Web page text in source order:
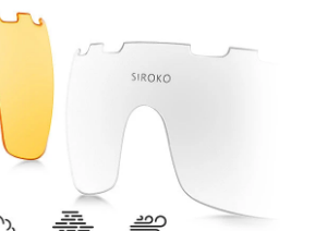
Corrida.
K3 PhotoChromic mudam
outra em apenas alguns segundos
podem variar levemente
do tipo de lente fotocromatica
contam com uma
e máxima proteção total
um grau maior de proteção
intensos e os reflexos.